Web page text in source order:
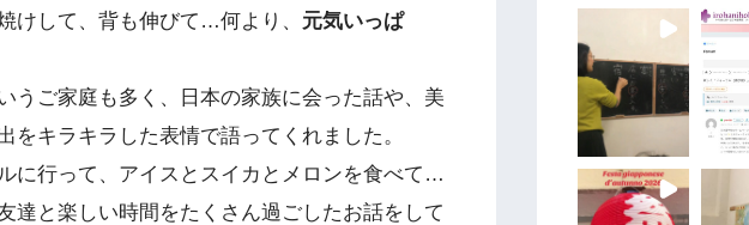
けして、背も伸びて…何より、 元気いっぱ
うご家庭も多く、日本の家族に会った話や、美
キラキラした表情で語ってくれました。
に行って、アイスとスイカとメロンを食べて…
達と楽しい時間をたくさん過ごしたお話をして